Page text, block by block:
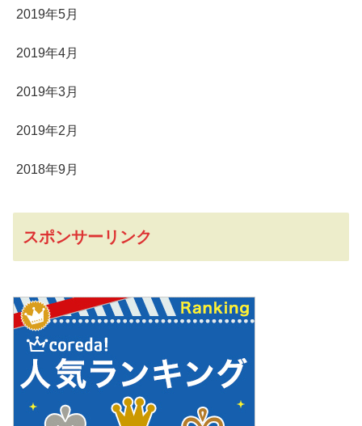
2019年5月
2019年4月
2019年3月
2019年2月
2018年9月
スポンサーリンク